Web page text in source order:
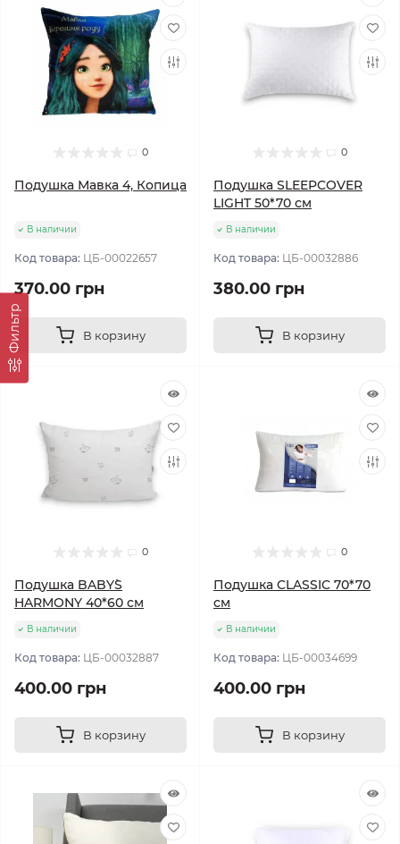
Фильтр
0
Подушка Мавка 4, Копица
В наличии
Код товара: ЦБ-00022657
370.00 грн
В корзину
0
Подушка SLEEPCOVER
LIGHT 50*70 см
В наличии
Код товара: ЦБ-00032886
380.00 грн
В корзину
0
Подушка BABY`S
HARMONY 40*60 см
В наличии
Код товара: ЦБ-00032887
400.00 грн
В корзину
0
Подушка CLASSIC 70*70
см
В наличии
Код товара: ЦБ-00034699
400.00 грн
В корзину